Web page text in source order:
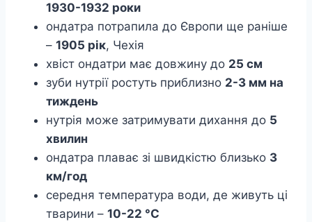
1930-1932 роки
ондатра потрапила до Європи ще раніше
– 1905 рік, Чехія
хвіст ондатри має довжину до 25 см
зуби нутрії ростуть приблизно 2-3 мм на
тиждень
нутрія може затримувати дихання до 5
хвилин
ондатра плаває зі швидкістю близько 3
км/год
середня температура води, де живуть ці
тварини – 10-22 °C